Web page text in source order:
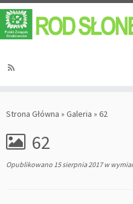
Strona Główna » Galeria » 62
62
Opublikowano 15 sierpnia 2017w